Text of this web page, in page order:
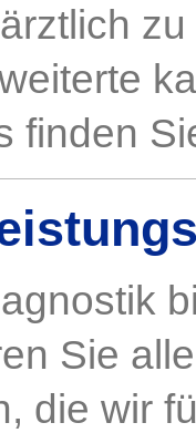
ärztlich
finden
Sie
die wir